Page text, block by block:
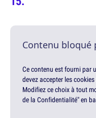
Contenu bloqué
Ce contenu est fourni par
devez accepter les
Modifiez ce choix à tout
de la Confidentialité" en